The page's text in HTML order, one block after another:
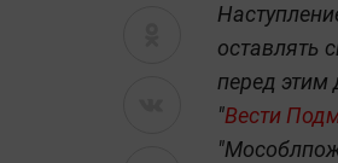
оставлять
перед этим
"Вести